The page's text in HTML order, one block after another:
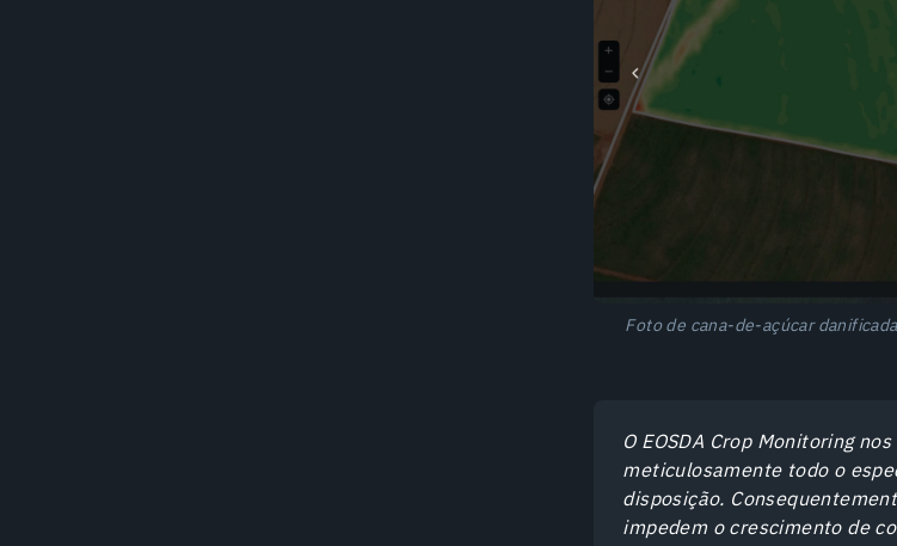
Foto de cana-de-açúcar
O EOSDA Crop Monitoring
meticulosamente todo o
disposição.
impedem o crescimento de